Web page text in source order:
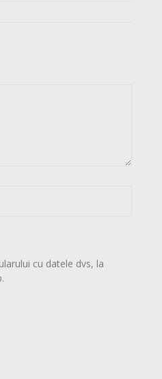
cu datele dvs, la